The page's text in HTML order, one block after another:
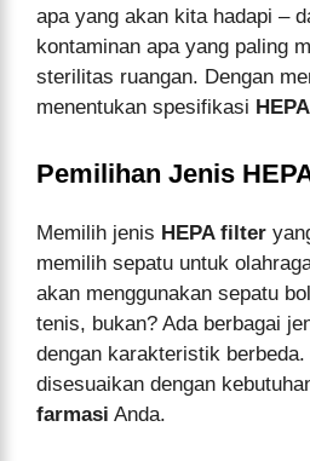
apa yang akan kita hadapi –
kontaminan apa yang paling
sterilitas ruangan. Dengan
menentukan spesifikasi
Pemilihan Jenis
Memilih jenis HEPA filter
memilih sepatu untuk
akan menggunakan sepatu
tenis, bukan? Ada berbagai
dengan karakteristik
disesuaikan dengan
farmasi Anda.